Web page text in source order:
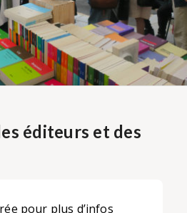
éditeurs et des
pour plus d’infos